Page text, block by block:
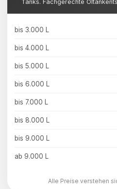
Tanks. Fachgerechte
bis 3.000 L
bis 4.000 L
bis 5.000 L
bis 6.000 L
bis 7.000 L
bis 8.000 L
bis 9.000 L
ab 9.000 L
Alle Preise verstehen